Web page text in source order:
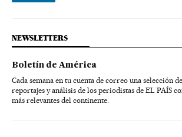
NEWSLETTERS
Boletín de América
Cada semana en tu cuenta de correo una selección
reportajes y análisis de los periodistas de EL PAÍS
más relevantes del continente.